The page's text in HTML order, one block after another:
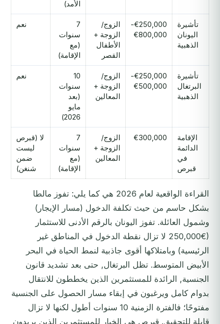
الأمد)
تأشيرة
اليونان
الذهبية
€250,000-
€800,000
الزوج/
الزوجة +
الأطفال
القصر
7
سنوات
(مع
الإقامة)
نعم
تأشيرة
البرتغال
الذهبية
€250,000-
€500,000
الزوج/
الزوجة +
المعالين
10
سنوات
(بعد
مايو
2026)
نعم
الإقامة
الدائمة
في
قبرص
€300,000
الزوج/
الزوجة +
المعالين
7
سنوات
(مع
الإقامة)
لا (قبرص
ليست
ضمن
شنغن)
القراءة الواقعية لعام 2026 هي كما يلي: تفوز مالطا
بشكل حاسم من حيث تكلفة الدخول (مسار الإيجار)
وشمول العائلة. تفوز اليونان بالرقم الأدنى للاستثمار
(€250,000 لا تزال نقطة الدخول في المناطق غير
الرئيسية) وبامتلاكها أقوى جاذبية لنمط الحياة في البحر
الأبيض المتوسط. تظل البرتغال, حتى بعد تشديد قانون
الجنسية, الرائدة للمستثمرين الذين يخططون للانتقال
بدوام كامل ويرغبون في إبقاء مسار الحصول على الجنسية
مفتوحًا؛ فالفترة الزمنية 10 سنوات أطول لكنها لا تزال
قابلة للتحقيق. قبرص هي الخيار للمستثمرين الذين يريدون